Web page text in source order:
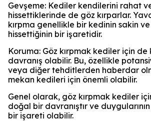
Gevşeme: Kediler kendilerini rahat
hissettiklerinde de göz kırparlar.
kırpma genellikle bir kedinin sakin
hissettiğinin bir işaretidir.
Koruma: Göz kırpmak kediler için
davranış olabilir. Bu, özellikle
veya diğer tehditlerden haberdar
mekan kedileri için önemli olabilir.
Genel olarak, göz kırpmak kediler
doğal bir davranıştır ve
bir işareti olabilir.